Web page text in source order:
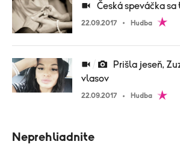
Česká speváčka
22.09.2017 Hudba
vlasov
22.09.2017 Hudba
Neprehliadnite